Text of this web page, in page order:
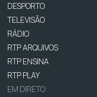
DESPORTO
TELEVISÃO
RÁDIO
RTP ARQUIVOS
RTP ENSINA
RTP PLAY
EM DIRETO